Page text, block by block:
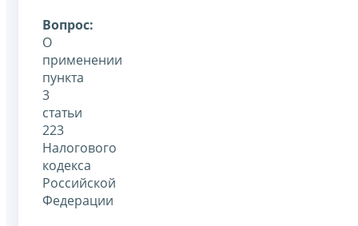
Вопрос:
О
применении
пункта
3
статьи
223
Налогового
кодекса
Российской
Федерации